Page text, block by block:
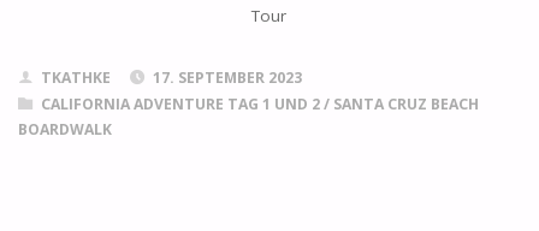
Tour
TKATHKE
17. SEPTEMBER 2023
CALIFORNIA ADVENTURE TAG 1 UND 2/ SANTA CRUZ BEACH
BOARDWALK